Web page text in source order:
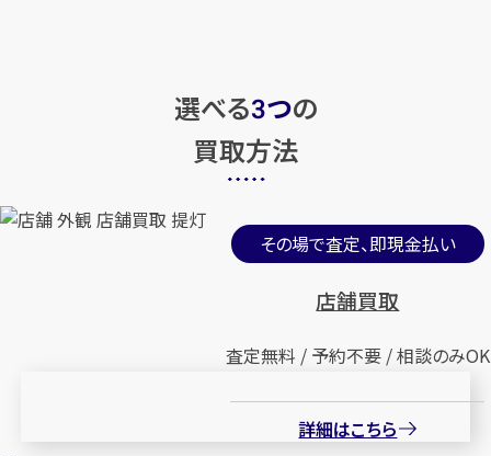
選べる3つの
買取方法
その場で査定、即現金払い
店舗買取
査定無料 / 予約不要 / 相談のみOK
詳細はこちら